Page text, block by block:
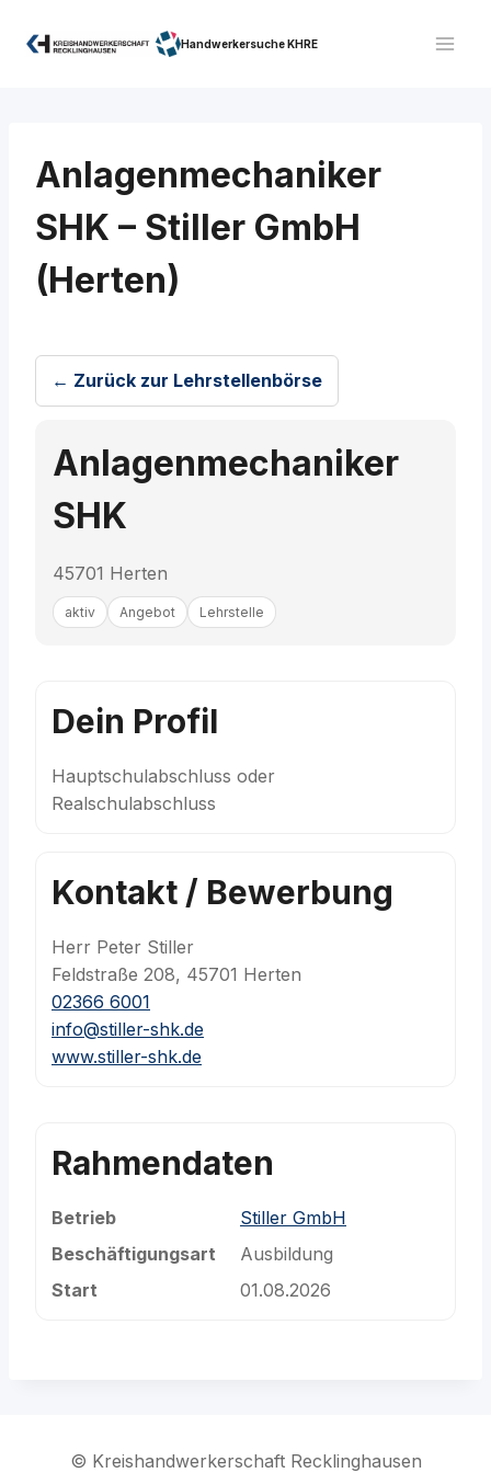
Inhalt
Handwerkersuche KHRE
Anlagenmechaniker
SHK – Stiller GmbH
(Herten)
← Zurück zur Lehrstellenbörse
Anlagenmechaniker
SHK
45701 Herten
aktiv Angebot Lehrstelle
Dein Profil
Hauptschulabschluss oder
Realschulabschluss
Kontakt / Bewerbung
Herr Peter Stiller
Feldstraße 208, 45701 Herten
02366 6001
info@stiller-shk.de
www.stiller-shk.de
Rahmendaten
Betrieb
Stiller GmbH
Beschäftigungsart
Ausbildung
Start
01.08.2026
© Kreishandwerkerschaft Recklinghausen